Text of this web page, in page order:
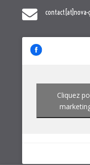
Cliquez